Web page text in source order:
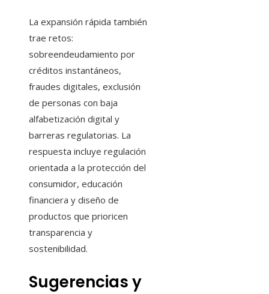
La expansión rápida también
trae retos:
sobreendeudamiento por
créditos instantáneos,
fraudes digitales, exclusión
de personas con baja
alfabetización digital y
barreras regulatorias. La
respuesta incluye regulación
orientada a la protección del
consumidor, educación
financiera y diseño de
productos que prioricen
transparencia y
sostenibilidad.
Sugerencias y